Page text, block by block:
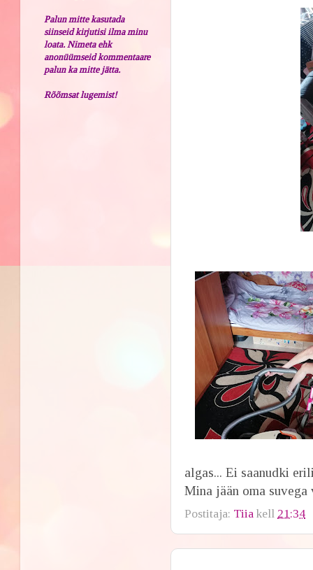
algas... Ei saanudki
Mina jään oma
Postitaja: Tiia kell 21:34
Palun mitte kasutada
siinseid kirjutisi ilma minu
loata. Nimeta ehk
anonüümseid kommentaare
palun ka mitte jätta.
Rõõmsat lugemist!